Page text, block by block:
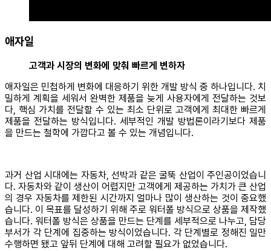
애자일
고객과 시장의 변화에 맞춰 빠르게 변하자
애자일은 민첩하게 변화에 대응하기 위한 개발 방식 중 하나입니다. 치
밀하게 계획을 세워서 완벽한 제품을 늦게 사용자에게 전달하는 것보
다, 핵심 가치를 전달할 수 있는 최소 단위로 고객에게 최대한 빠르게
제품을 전달하는 방식입니다. 세부적인 개발 방법론이라기보다 제품
을 만드는 철학에 가깝다고 볼 수 있는 개념입니다.
과거 산업 시대에는 자동차, 선박과 같은 굴뚝 산업이 주인공이었습니
다. 자동차와 같이 생산이 어렵지만 고객에게 제공하는 가치가 큰 산업
의 경우 자동차를 제한된 시간까지 얼마나 많이 생산하는 것이 중요했
습니다. 이 목표를 달성하기 위해 주로 워터폴 방식으로 상품을 제작했
습니다. 워터폴 방식은 상품을 만드는 단계를 세부적으로 나누고, 담당
부서가 각 단계에 집중하는 방식이었습니다. 각 단계별로 정해진 일만
수행하면 됐고 앞뒤 단계에 대해 고려할 필요가 없었습니다.